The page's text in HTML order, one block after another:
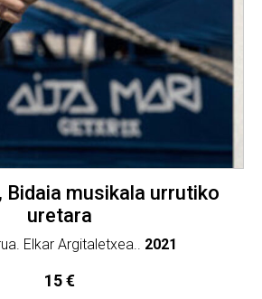
Bidaia musikala urrutiko
uretara
Elkar Argitaletxea.. 2021
15€